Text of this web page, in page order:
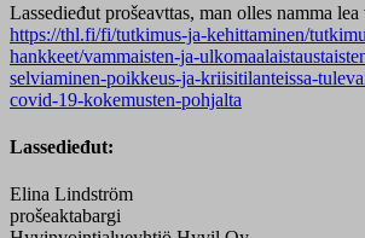
Lassedieđut prošeavttas, man olles namma
https://thl.fi/fi/tutkimus-ja-kehittaminen/
hankkeet/vammaisten-ja-
selviaminen-poikkeus-ja-kriisitilanteissa-
covid-19-kokemusten-pohjalta
Lassedieđut:
Elina Lindström
prošeaktabargi